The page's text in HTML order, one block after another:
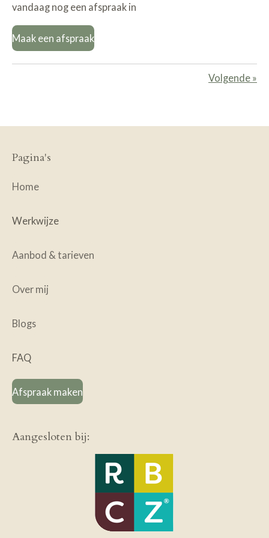
vandaag nog een afspraak in
Maak een afspraak
Volgende »
Pagina's
Home
Werkwijze
Aanbod & tarieven
Over mij
Blogs
FAQ
Afspraak maken
Aangesloten bij: